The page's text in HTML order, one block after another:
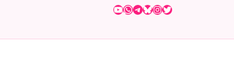
Youtube WhatsApp TelegramBluesky InstagramTwitter